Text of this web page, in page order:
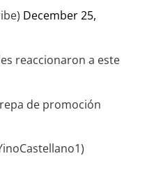
December 25,
reaccionaron a este
de promoción